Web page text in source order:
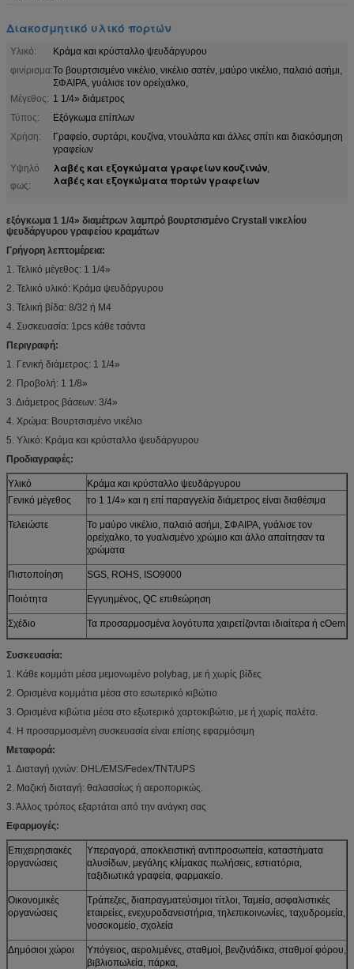
Διακοσμητικό υλικό πορτών
Υλικό:
Κράμα και κρύσταλλο ψευδάργυρου
φινίρισμα:Το βουρτσισμένο νικέλιο, νικέλιο σατέν, μαύρο νικέλιο, παλαιό ασήμι,
ΣΦΑΙΡΑ, γυάλισε τον ορείχαλκο,
Μέγεθος: 1 1/4» διάμετρος
Τύπος:
Εξόγκωμα επίπλων
Χρήση:
Γραφείο, συρτάρι, κουζίνα, ντουλάπα και άλλες σπίτι και διακόσμηση
γραφείων
Υψηλό
φως:
λαβές και εξογκώματα γραφείων κουζινών,
λαβές και εξογκώματα πορτών γραφείων
εξόγκωμα 1 1/4» διαμέτρων λαμπρό βουρτσισμένο Crystall νικελίου
ψευδάργυρου γραφείου κραμάτων
Γρήγορη λεπτομέρεια:
1. Τελικό μέγεθος: 1 1/4»
2. Τελικό υλικό: Κράμα ψευδάργυρου
3. Τελική βίδα: 8/32 ή M4
4. Συσκευασία: 1pcs κάθε τσάντα
Περιγραφή:
1. Γενική διάμετρος: 1 1/4»
2. Προβολή: 1 1/8»
3. Διάμετρος βάσεων: 3/4»
4. Χρώμα: Βουρτσισμένο νικέλιο
5. Υλικό: Κράμα και κρύσταλλο ψευδάργυρου
Προδιαγραφές:
Υλικό
Κράμα και κρύσταλλο ψευδάργυρου
Γενικό μέγεθος
το 1 1/4» και η επί παραγγελία διάμετρος είναι διαθέσιμα
Τελειώστε
Το μαύρο νικέλιο, παλαιό ασήμι, ΣΦΑΙΡΑ, γυάλισε τον
ορείχαλκο, το γυαλισμένο χρώμιο και άλλο απαίτησαν τα
χρώματα
Πιστοποίηση SGS, ROHS, ISO9000
Ποιότητα Εγγυημένος, QC επιθεώρηση
Σχέδιο Τα προσαρμοσμένα λογότυπα χαιρετίζονται ιδιαίτερα ή cOem
Συσκευασία:
1. Κάθε κομμάτι μέσα μεμονωμένο polybag, με ή χωρίς βίδες
2. Ορισμένα κομμάτια μέσα στο εσωτερικό κιβώτιο
3. Ορισμένα κιβώτια μέσα στο εξωτερικό χαρτοκιβώτιο, με ή χωρίς παλέτα.
4. Η προσαρμοσμένη συσκευασία είναι επίσης εφαρμόσιμη
Μεταφορά:
1. Διαταγή ιχνών: DHL/EMS/Fedex/TNT/UPS
2. Μαζική διαταγή: θαλασσίως ή αεροπορικώς.
3. Άλλος τρόπος εξαρτάται από την ανάγκη σας
Εφαρμογές:
Επιχειρησιακές
οργανώσεις
Υπεραγορά, αποκλειστική αντιπροσωπεία, καταστήματα
αλυσίδων, μεγάλης κλίμακας πωλήσεις, εστιατόρια,
ταξιδιωτικά γραφεία, φαρμακείο.
Οικονομικές
οργανώσεις
Τράπεζες, διαπραγματεύσιμοι τίτλοι, Ταμεία, ασφαλιστικές
εταιρείες, ενεχυροδανειστήρια, τηλεπικοινωνίες, ταχυδρομεία,
νοσοκομείο, σχολεία
Δημόσιοι χώροι
Υπόγειος, αερολιμένες, σταθμοί, βενζινάδικα, σταθμοί φόρου,
βιβλιοπωλεία, πάρκα,